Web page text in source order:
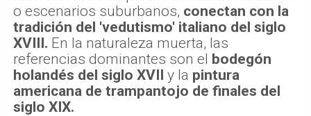
o escenarios suburbanos, conectan con la
tradición del 'vedutismo' italiano del siglo
XVIII. En la naturaleza muerta, las
referencias dominantes son el bodegón
holandés del siglo XVII y la pintura
americana de trampantojo de finales del
siglo XIX.